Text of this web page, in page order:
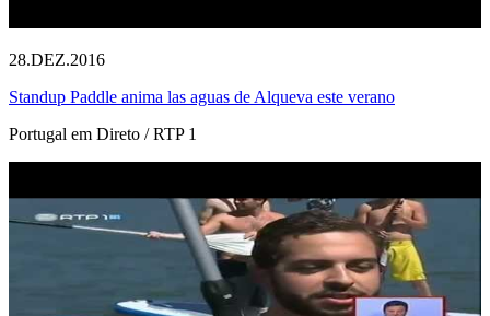
28.DEZ.2016
Standup Paddle anima las aguas de Alqueva este verano
Portugal em Direto / RTP 1